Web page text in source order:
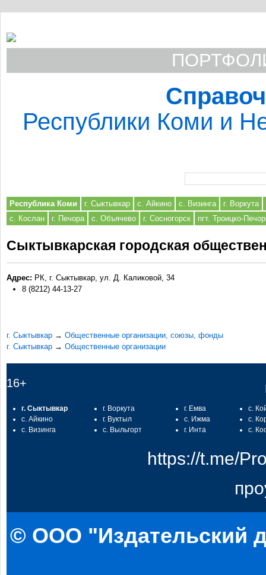
Республики Коми и
Республика Коми г. Сыктывкар с. Айкино с. Визинга
г. Воркута
с. Кослан
г. Печора с. Объячево г. Сосногорск пгт. Троицко-
Сыктывкарская городская
Адрес: РК, г. Сыктывкар, ул. Д. Каликовой, 34
8 (8212) 44-13-27
г. Сыктывкар → Общественные организации, союзы, фонды
г. Сыктывкар → Общественные организации
16+
г. Сыктывкар
с. Айкино
с. Визинга
г. Воркута
г. Вуктыл
с. Выльгорт
г. Емва
с. Ижма
г. Инта
с.
с.
с.
https://t.me/
© ООО "Издательский